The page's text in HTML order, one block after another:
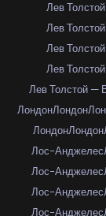
Лев
Лев
Лев
Лев
Лев Толстой —
ЛондонЛондон
ЛондонЛондон
Лос-Анджелес
Лос-Анджелес
Лос-Анджелес
Лос-Анджелес